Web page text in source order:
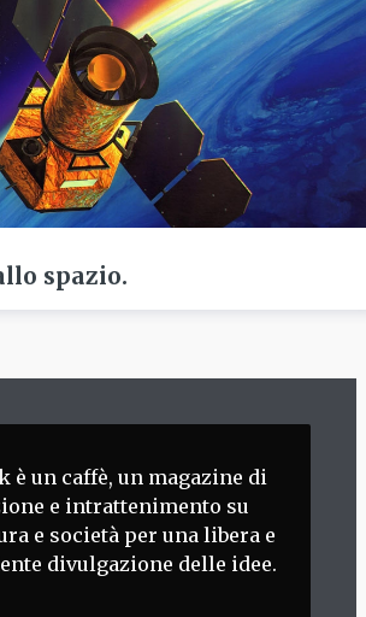
spazio.
è un caffè, un magazine di
e intrattenimento su
e società per una libera e
divulgazione delle idee.